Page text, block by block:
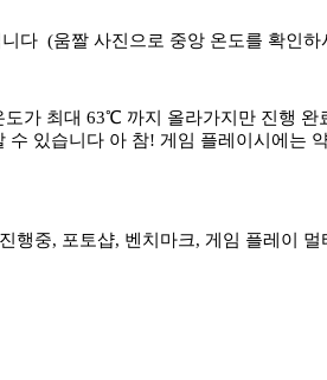
다 (움짤 사진으로 중앙 온도를 확인하
도가 최대 63℃ 까지 올라가지만 진행
수 있습니다 아 참! 게임 플레이시에는
행중, 포토샵, 벤치마크, 게임 플레이